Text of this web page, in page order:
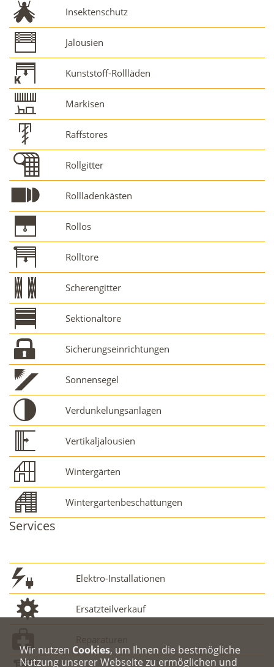
Insektenschutz
Jalousien
Kunststoff-Rollläden
Markisen
Raffstores
Rollgitter
Rollladenkästen
Rollos
Rolltore
Scherengitter
Sektionaltore
Sicherungseinrichtungen
Sonnensegel
Verdunkelungsanlagen
Vertikaljalousien
Wintergärten
Wintergartenbeschattungen
Services
Elektro-Installationen
Ersatzteilverkauf
Wir nutzen Cookies, um Ihnen die bestmögliche
Nutzung unserer Webseite zu ermöglichen und